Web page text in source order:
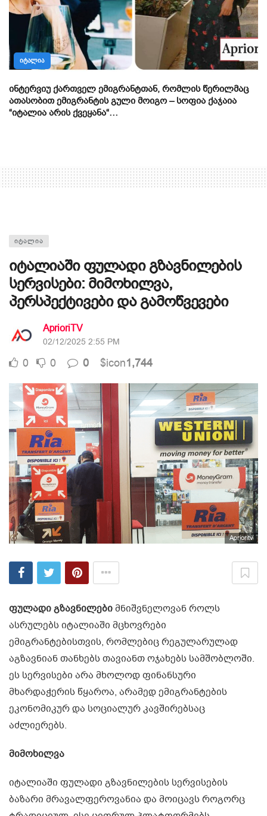
ᲘᲢᲐᲚᲘᲐ
ინტერვიუ ქართველ ემიგრანტთან, რომლის წერილმაც
ათასობით ემიგრანტის გული მოიგო – სოფია ქაჯაია
“იტალია არის ქვეყანა“…
ᲘᲢᲐᲚᲘᲐ
იტალიაში ფულადი გზავნილების
სერვისები: მიმოხილვა,
პერსპექტივები და გამოწვევები
AprioriTV
02/12/2025 2:55 PM
0 0 0 $icon1,744
Aprioritv
ფულადი გზავნილებიმნიშვნელოვან როლს
ასრულებს იტალიაში მცხოვრები
ემიგრანტებისთვის, რომლებიც რეგულარულად
აგზავნიან თანხებს თავიანთ ოჯახებს სამშობლოში.
ეს სერვისები არა მხოლოდ ფინანსური
მხარდაჭერის წყაროა, არამედ ემიგრანტების
ეკონომიკურ და სოციალურ კავშირებსაც
აძლიერებს.
მიმოხილვა
იტალიაში ფულადი გზავნილების სერვისების
ბაზარი მრავალფეროვანია და მოიცავს როგორც